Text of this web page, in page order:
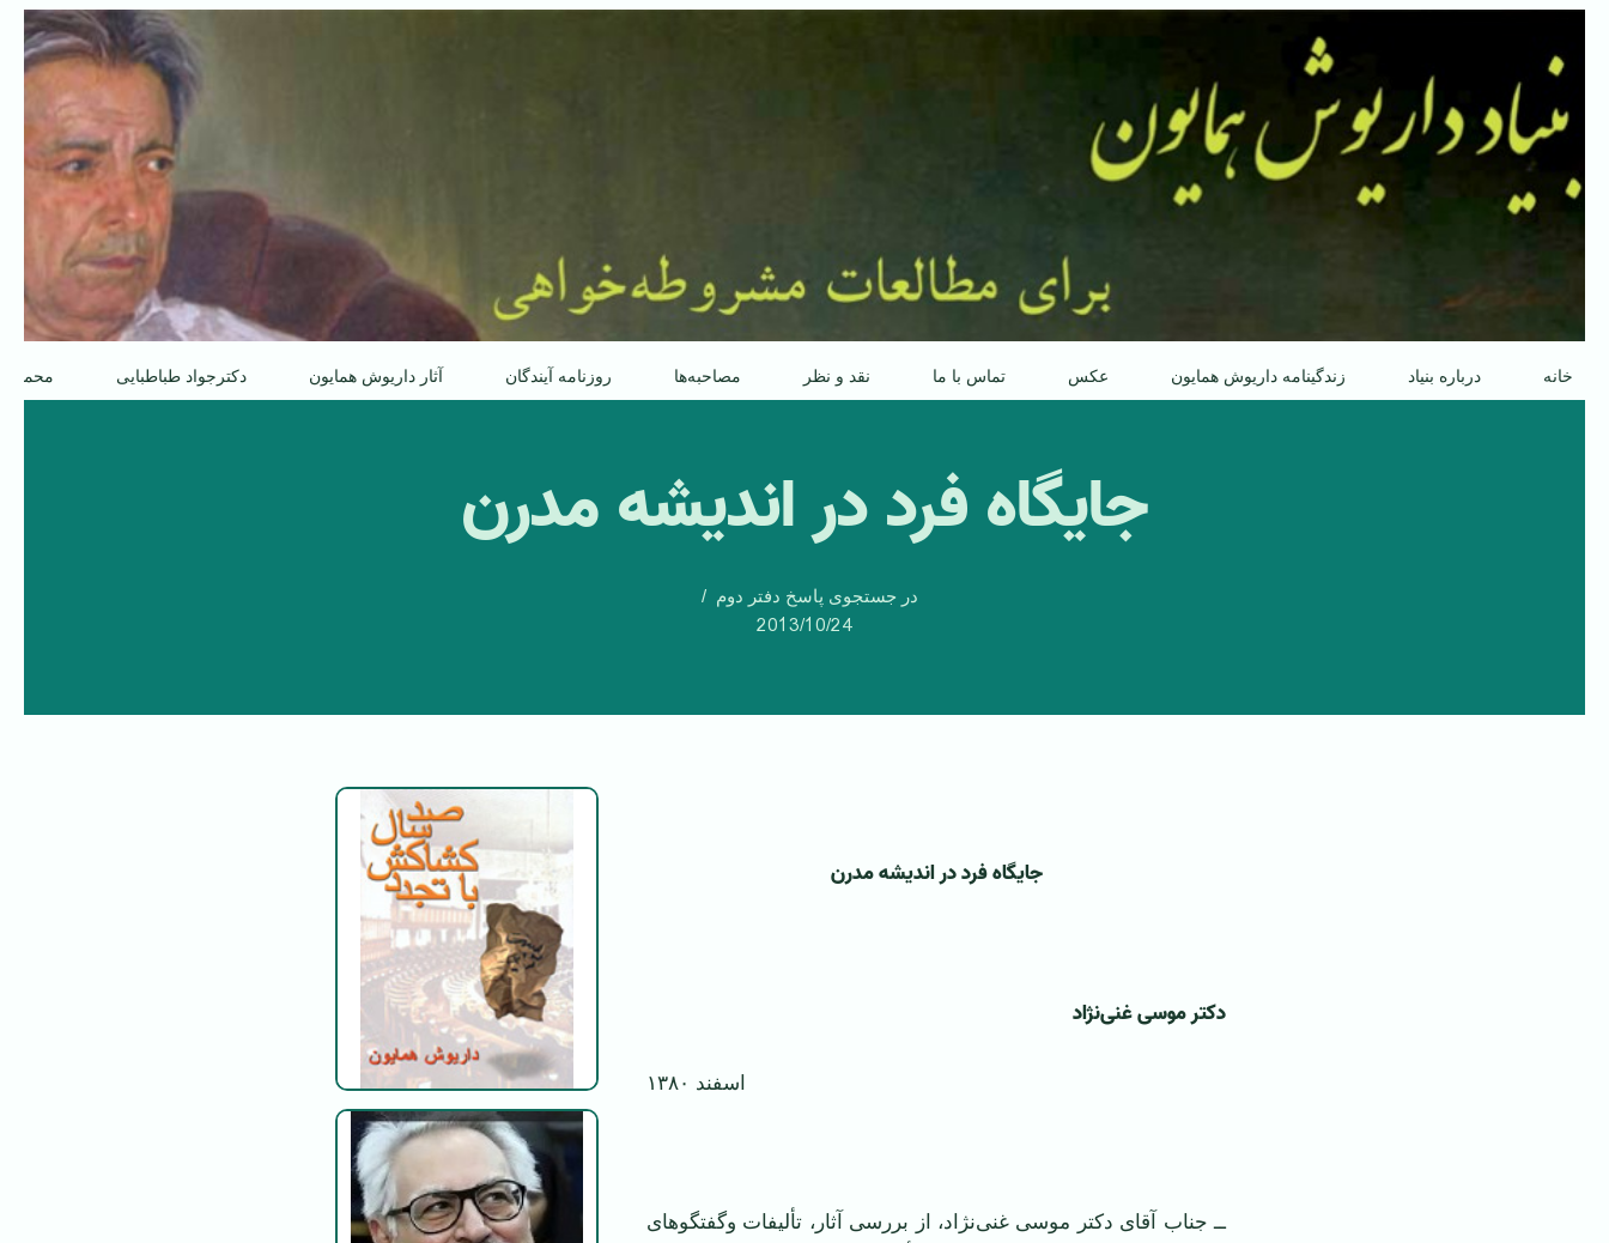
پرش
محتوا
خانه درباره بنیاد زندگینامه داریوش همایون عکس تماس با ما نقد و نظر مصاحبه‌ها روزنامه آیندگان آثار داریوش همایون دکترجواد طباطبایی
جایگاه فرد در اندیشه مدرن
در جستجوی پاسخ دفتر دوم
2013/10/24
جایگاه فرد در اندیشه مدرن
دکتر موسی غنی‌نژاد
اسفند ۱۳۸۰
ــ جناب آقای دکتر موسی غنی‌نژاد، از بررسی آثار، تألیفات وگفتگوهای